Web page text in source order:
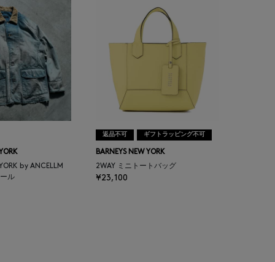
YORK by ANCELLM
ル
返品不可 ギフトラッピング不可
BARNEYS NEW YORK
2WAY ミニトートバッグ
¥23,100